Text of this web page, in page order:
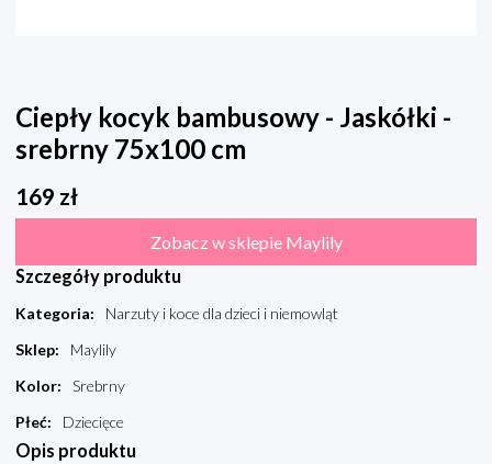
Ciepły kocyk bambusowy - Jaskółki -
srebrny 75x100 cm
169 zł
Zobacz w sklepie Maylily
Szczegóły produktu
Kategoria:
Narzuty i koce dla dzieci i niemowląt
Sklep:
Maylily
Kolor:
Srebrny
Płeć: Dziecięce
Opis produktu